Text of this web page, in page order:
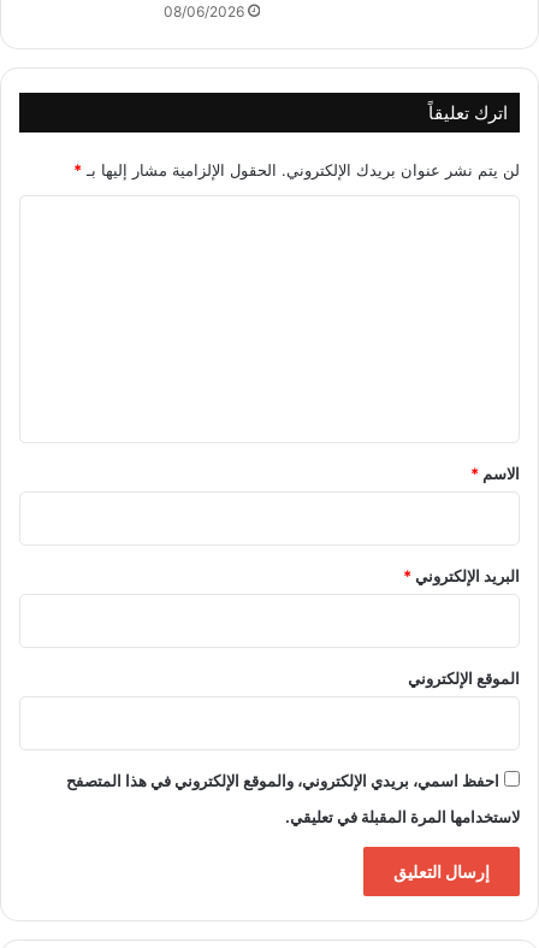
08/06/2026
اترك تعليقاً
لن يتم نشر عنوان بريدك الإلكتروني. الحقول الإلزامية مشار إليها بـ *
*
الاسم *
البريد الإلكتروني*
الموقع الإلكتروني
احفظ اسمي، بريدي الإلكتروني، والموقع الإلكتروني في هذا المتصفح
لاستخدامها المرة المقبلة في تعليقي.